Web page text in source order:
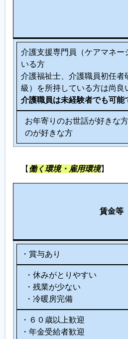
介護支援専門員（ケアマネー
いる方
介護福祉士、介護職員初任者
級）を所持している方は尚良
介護職員は未経験者でも可
お年寄りのお世話が好きな
のが好きな方
【 働く環境・雇用環境】
賃金等
・賞与あり
・休みがとりやすい
・残業が少ない
・冷暖房完備
・６０歳以上歓迎
・年金受給者歓迎